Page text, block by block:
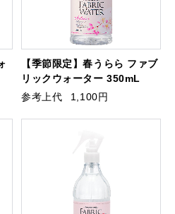
【季節限定】春うらら ファブ
リックウォーター 350mL
参考上代
1,100円